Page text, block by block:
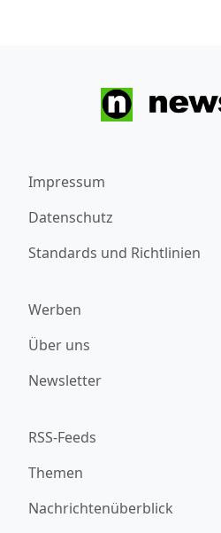
Impressum
Datenschutz
Standards und Richtlinien
Werben
Über uns
Newsletter
RSS-Feeds
Themen
Nachrichtenüberblick